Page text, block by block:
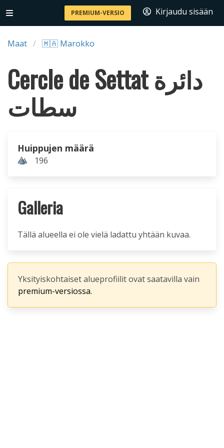
PREMIUM-VERSIO Kirjaudu sisään
Maat 🇲🇦 Marokko
Cercle de Settat دائرة
سطات
Huippujen määrä
196
Galleria
Tällä alueella ei ole vielä ladattu yhtään kuvaa.
Yksityiskohtaiset alueprofiilit ovat saatavilla vain
premium-versiossa.